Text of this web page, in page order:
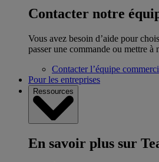
Contacter notre
Vous avez besoin d’aide pour
passer une commande ou mettre à
Contacter l’équipe
Pour les entreprises
Ressources
En savoir plus sur